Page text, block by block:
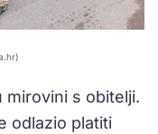
mirovini s obitelji.
odlazio platiti